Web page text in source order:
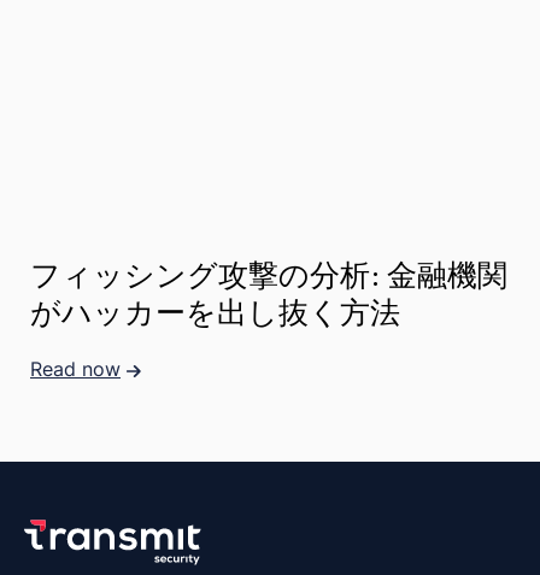
フィッシング攻撃の分析: 金融機関
がハッカーを出し抜く方法
Read now